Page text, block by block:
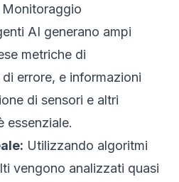
Monitoraggio
AI generano ampi
metriche di
errore, e informazioni
di sensori e altri
essenziale.
Utilizzando algoritmi
vengono analizzati quasi